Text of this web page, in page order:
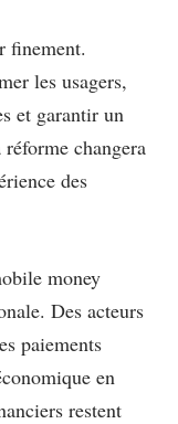
finement.
les usagers,
et garantir un
changera
des
money
Des acteurs
paiements
en
restent